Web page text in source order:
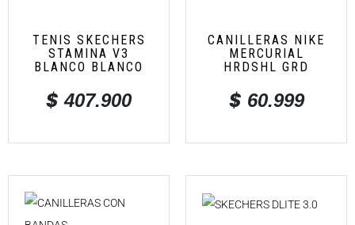
TENIS SKECHERS
STAMINA V3
BLANCO BLANCO
$ 407.900
CANILLERAS NIKE
MERCURIAL
HRDSHL GRD
$ 60.999